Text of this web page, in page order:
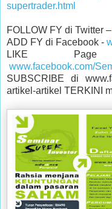
supertrader.html
FOLLOW FY di Twitter –
ADD FY di Facebook -
LIKE
www.facebook.com/
SUBSCRIBE di
artikel-artikel TERKINI